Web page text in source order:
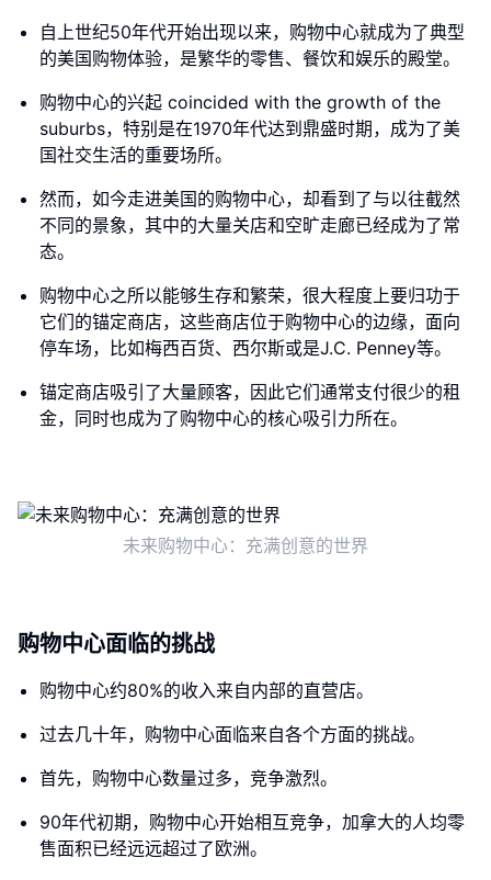
自上世纪50年代开始出现以来，购物中心就成为了典型
的美国购物体验，是繁华的零售、餐饮和娱乐的殿堂。
购物中心的兴起 coincided with the growth of the
suburbs，特别是在1970年代达到鼎盛时期，成为了美
国社交生活的重要场所。
然而，如今走进美国的购物中心，却看到了与以往截然
不同的景象，其中的大量关店和空旷走廊已经成为了常
态。
购物中心之所以能够生存和繁荣，很大程度上要归功于
它们的锚定商店，这些商店位于购物中心的边缘，面向
停车场，比如梅西百货、西尔斯或是J.C. Penney等。
锚定商店吸引了大量顾客，因此它们通常支付很少的租
金，同时也成为了购物中心的核心吸引力所在。
未来购物中心：充满创意的世界
购物中心面临的挑战
购物中心约80%的收入来自内部的直营店。
过去几十年，购物中心面临来自各个方面的挑战。
首先，购物中心数量过多，竞争激烈。
90年代初期，购物中心开始相互竞争，加拿大的人均零
售面积已经远远超过了欧洲。